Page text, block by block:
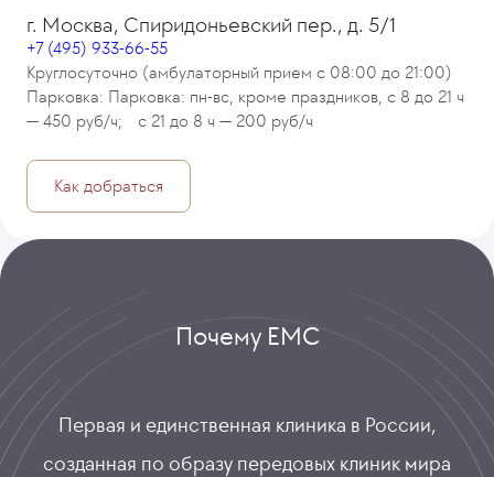
г. Москва, Спиридоньевский пер., д. 5/1
+7 (495) 933-66-55
Круглосуточно (амбулаторный прием с 08:00 до 21:00)
Парковка: Парковка: пн-вс, кроме праздников, с 8 до 21 ч
— 450 руб/ч; с 21 до 8 ч — 200 руб/ч
Как добраться
Почему ЕМС
Первая и единственная клиника в России,
созданная по образу передовых клиник мира